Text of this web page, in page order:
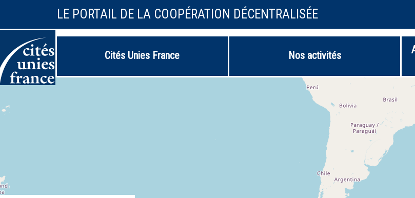
LE PORTAIL DE LA COOPÉRATION DÉCENTRALISÉE
Cités Unies France Nos activités